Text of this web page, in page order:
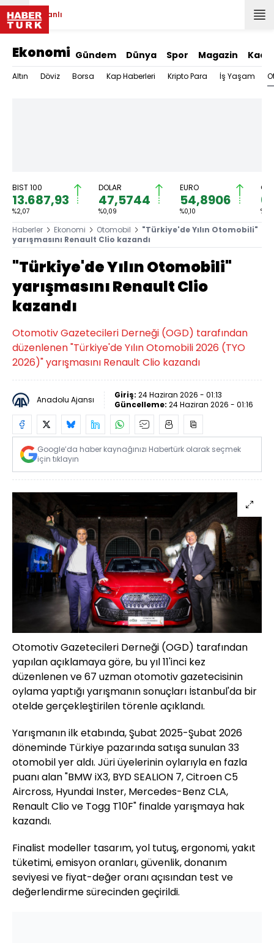
Canlı
Ekonomi Gündem Dünya Spor Magazin
Altın Döviz Borsa Kap Haberleri Kripto Para İş Yaşam
BIST 100
13.687,93
%2,07
DOLAR
47,5744
%0,09
EURO
54,8906
%0,10
Haberler Ekonomi Otomobil
"Türkiye'de Yılın Otomobili"
yarışmasını Renault Clio kazandı
"Türkiye'de Yılın Otomobili"
yarışmasını Renault Clio
kazandı
Otomotiv Gazetecileri Derneği (OGD) tarafından
düzenlenen "Türkiye'de Yılın Otomobili 2026 (TYO
2026)" yarışmasını Renault Clio kazandı
Anadolu Ajansı Giriş: 24 Haziran 2026 - 01:13
Güncelleme: 24 Haziran 2026 - 01:16
Google’da haber kaynağınızı Habertürk olarak seçmek
için tıklayın
Otomotiv Gazetecileri Derneği (OGD) tarafından
yapılan açıklamaya göre, bu yıl 11'inci kez
düzenlenen ve 67 uzman otomotiv gazetecisinin
oylama yaptığı yarışmanın sonuçları İstanbul'da bir
otelde gerçekleştirilen törenle açıklandı.
Yarışmanın ilk etabında, Şubat 2025-Şubat 2026
döneminde Türkiye pazarında satışa sunulan 33
otomobil yer aldı. Jüri üyelerinin oylarıyla en fazla
puanı alan "BMW iX3, BYD SEALION 7, Citroen C5
Aircross, Hyundai Inster, Mercedes-Benz CLA,
Renault Clio ve Togg T10F" finalde yarışmaya hak
kazandı.
Finalist modeller tasarım, yol tutuş, ergonomi, yakıt
tüketimi, emisyon oranları, güvenlik, donanım
seviyesi ve fiyat-değer oranı açısından test ve
değerlendirme sürecinden geçirildi.